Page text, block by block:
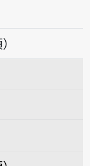
tsing-liông